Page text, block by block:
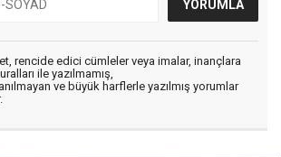
rencide edici cümleler veya imalar, inançlara
ile yazılmamış,
ve büyük harflerle yazılmış yorumlar